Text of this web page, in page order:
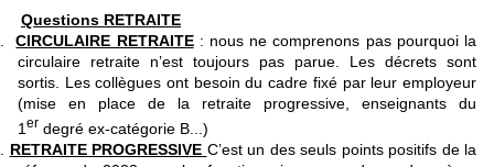
Questions RETRAITE
CIRCULAIRE RETRAITE: nous ne comprenons pas pourquoi la
circulaire retraite n’est toujours pas parue. Les décrets sont
sortis. Les collègues ont besoin du cadre fixé par leur employeur
(mise en place de la retraite progressive, enseignants du
1 er degré ex-catégorie B...)
RETRAITE PROGRESSIVE C’est un des seuls points positifs de la